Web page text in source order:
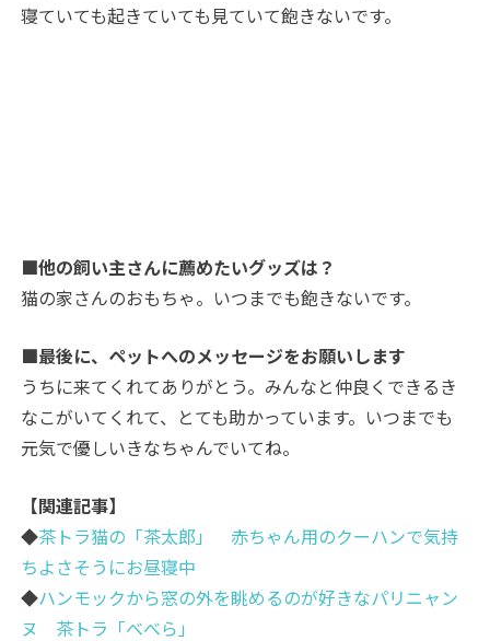
寝ていても起きていても見ていて飽きないです。
■他の飼い主さんに薦めたいグッズは？
猫の家さんのおもちゃ。いつまでも飽きないです。
■最後に、ペットへのメッセージをお願いします
うちに来てくれてありがとう。みんなと仲良くできるき
なこがいてくれて、とても助かっています。いつまでも
元気で優しいきなちゃんでいてね。
【関連記事】
◆茶トラ猫の「茶太郎」 赤ちゃん用のクーハンで気持
ちよさそうにお昼寝中
◆ハンモックから窓の外を眺めるのが好きなパリニャン
ヌ 茶トラ「べべら」